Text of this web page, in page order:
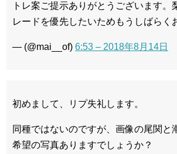
トレ案ご提示ありがとうございます。
レードを優先したいためもうしばらく
— (@mai__of) 6:53 – 2018年8月14日
初めまして、リプ失礼します。
同種ではないのですが、画像の尾関と
希望の写真ありますでしょうか？